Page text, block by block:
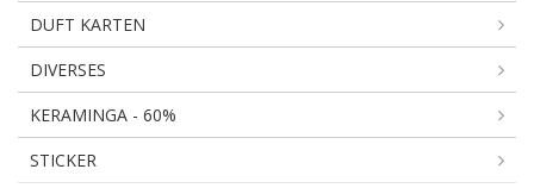
DUFT KARTEN
DIVERSES
KERAMINGA - 60%
STICKER